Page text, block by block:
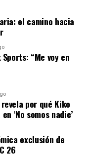
Sin Precedentes
el Tratamiento
el camino hacia
“Me voy en
por qué Kiko
‘No somos nadie’
exclusión de
26